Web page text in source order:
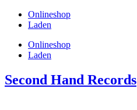
Onlineshop
Laden
Onlineshop
Laden
Second Hand Records